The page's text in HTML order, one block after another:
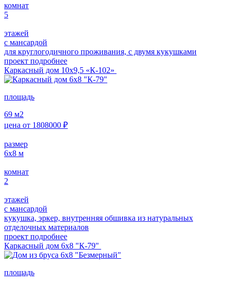
комнат
5
этажей
с мансардой
для круглогодичного проживания, с двумя кукушками
проект подробнее
Каркасный дом 10х9,5 «К-102»
площадь
69 м2
цена от 1808000 ₽
размер
6х8 м
комнат
2
этажей
с мансардой
кукушка, эркер, внутренняя обшивка из натуральных
отделочных материалов
проект подробнее
Каркасный дом 6х8 "К-79"
площадь